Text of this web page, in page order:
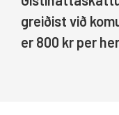
greiðist við
er 800 kr per